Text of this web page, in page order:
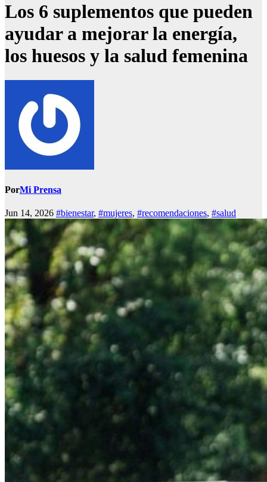
Los 6 suplementos que pueden
ayudar a mejorar la energía,
los huesos y la salud femenina
PorMi Prensa
Jun 14, 2026 #bienestar, #mujeres, #recomendaciones, #salud